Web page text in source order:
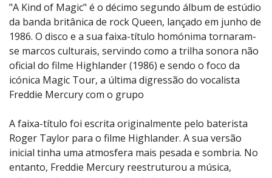
"A Kind of Magic" é o décimo segundo álbum de estúdio
da banda britânica de rock Queen, lançado em junho de
1986. O disco e a sua faixa-título homónima tornaram-
se marcos culturais, servindo como a trilha sonora não
oficial do filme Highlander (1986) e sendo o foco da
icónica Magic Tour, a última digressão do vocalista
Freddie Mercury com o grupo
A faixa-título foi escrita originalmente pelo baterista
Roger Taylor para o filme Highlander. A sua versão
inicial tinha uma atmosfera mais pesada e sombria. No
entanto, Freddie Mercury reestruturou a música,